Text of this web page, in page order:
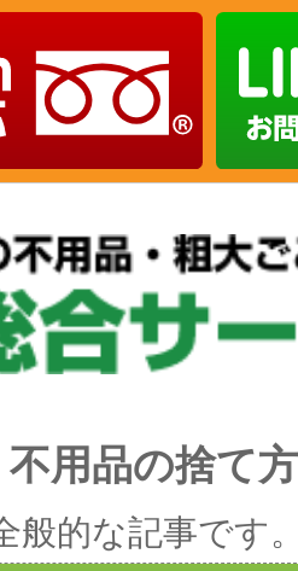
不用品の捨て
般的な記事です